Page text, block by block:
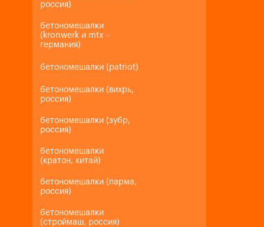
россия)
бетономешалки
(kronwerk и mtx -
германия)
бетономешалки (patriot)
бетономешалки (вихрь,
россия)
бетономешалки (зубр,
россия)
бетономешалки
(кратон, китай)
бетономешалки (парма,
россия)
бетономешалки
(строймаш, россия)